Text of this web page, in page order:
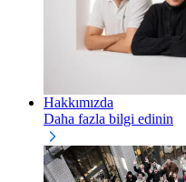
Hakkımızda
Daha fazla bilgi edinin